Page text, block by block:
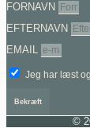
FORNAVN
EFTERNAVN
EMAIL
Jeg har læst
Bekræft
©